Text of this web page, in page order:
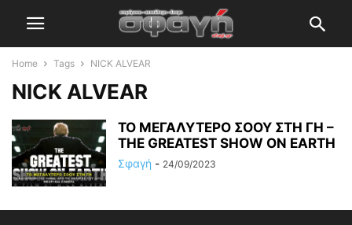
Home Tags NICK ALVEAR
NICK ALVEAR
ΤΟ ΜΕΓΑΛΥΤΕΡΟ ΣΟΟΥ ΣΤΗ ΓΗ –
THE GREATEST SHOW ON EARTH
Σφαγή - 24/09/2023